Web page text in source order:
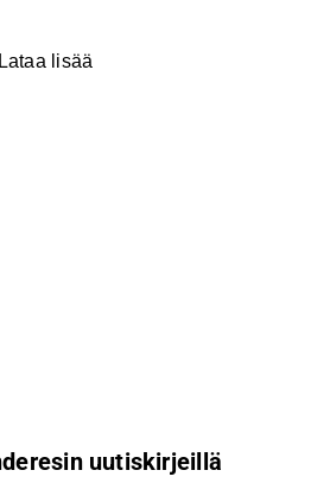
Lataa lisää
uutiskirjeillä